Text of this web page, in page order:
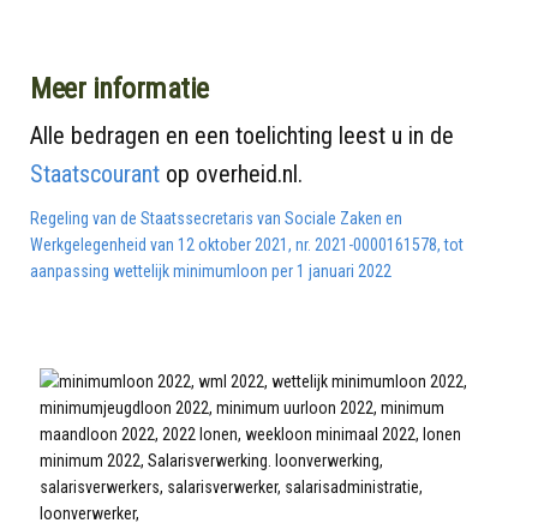
Meer informatie
Alle bedragen en een toelichting leest u in de
Staatscourant op overheid.nl.
Regeling van de Staatssecretaris van Sociale Zaken en
Werkgelegenheid van 12 oktober 2021, nr. 2021-0000161578, tot
aanpassing wettelijk minimumloon per 1 januari 2022